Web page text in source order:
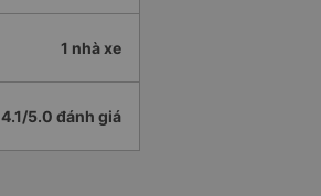
1 nhà xe
4.1/5.0 đánh giá